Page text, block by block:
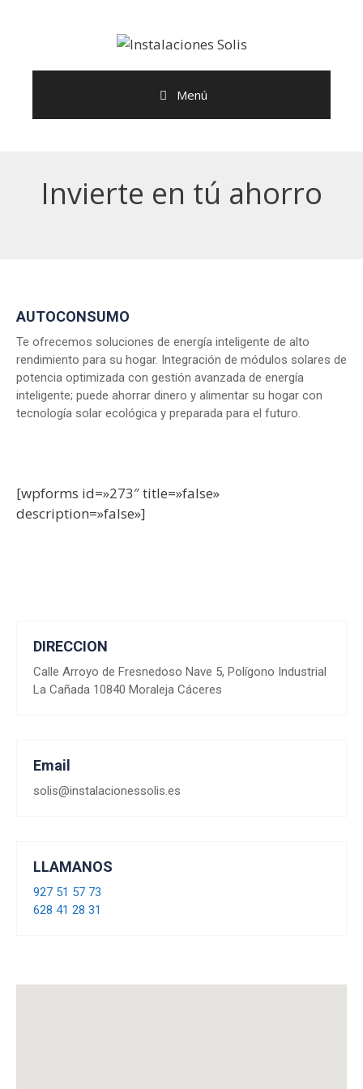
Menú
Invierte en tú ahorro
AUTOCONSUMO
Te ofrecemos soluciones de energía inteligente de alto
rendimiento para su hogar. Integración de módulos solares de
potencia optimizada con gestión avanzada de energía
inteligente; puede ahorrar dinero y alimentar su hogar con
tecnología solar ecológica y preparada para el futuro.
[wpforms id=»273″ title=»false»
description=»false»]
DIRECCION
Calle Arroyo de Fresnedoso Nave 5, Polígono Industrial
La Cañada 10840 Moraleja Cáceres
Email
solis@instalacionessolis.es
LLAMANOS
927 51 57 73
628 41 28 31